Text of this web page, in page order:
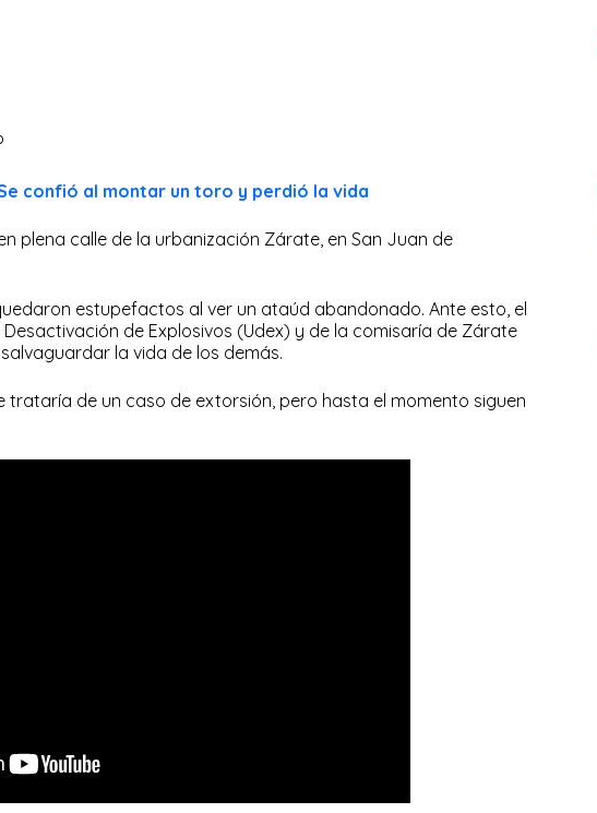
confió al montar un toro y perdió la vida
plena calle de la urbanización Zárate, en San Juan de
estupefactos al ver un ataúd abandonado. Ante esto, el
de Explosivos (Udex) y de la comisaría de Zárate
la vida de los demás.
trataría de un caso de extorsión, pero hasta el momento siguen